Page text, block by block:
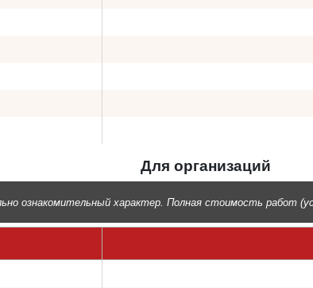
Для организаций
ознакомительный характер. Полная стоимость работ